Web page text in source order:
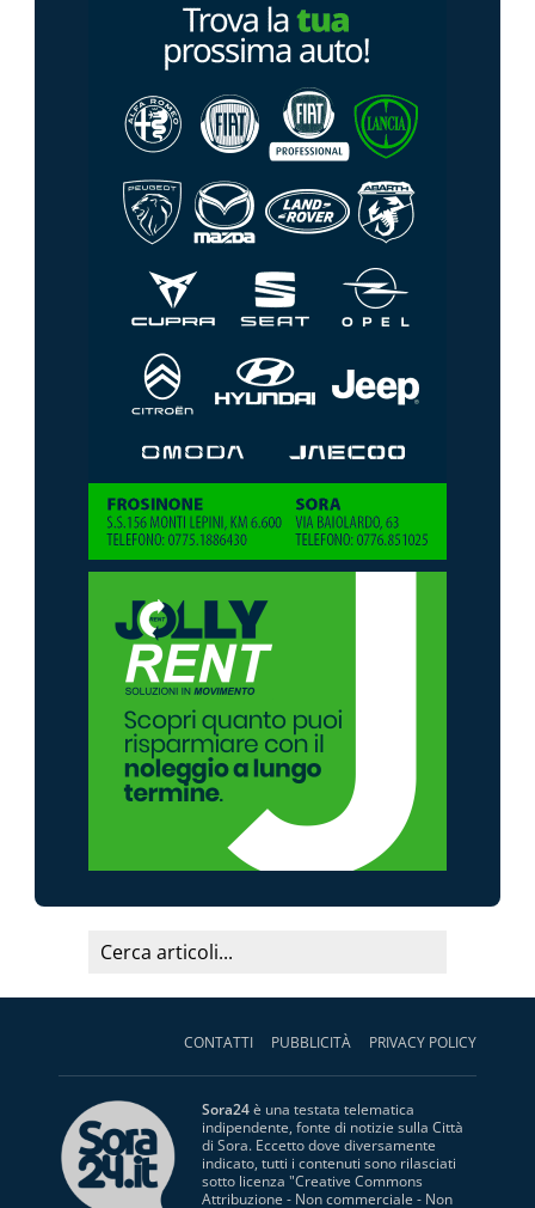
CONTATTI PUBBLICITÀ PRIVACY POLICY
Sora24è una testata telematica
indipendente, fonte di notizie sulla Città
di Sora. Eccetto dove diversamente
indicato, tutti i contenuti sono rilasciati
sotto licenza "Creative Commons
Attribuzione - Non commerciale - Non